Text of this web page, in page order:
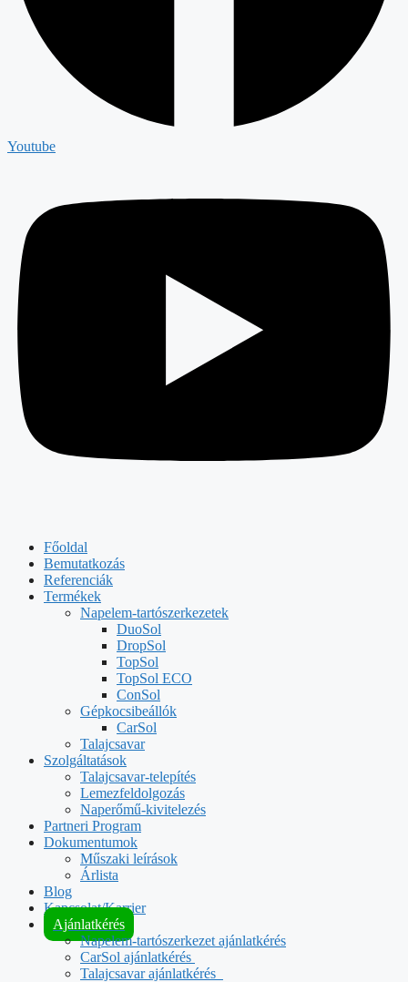
Youtube
Főoldal
Bemutatkozás
Referenciák
Termékek
Napelem-tartószerkezetek
DuoSol
DropSol
TopSol
TopSol ECO
ConSol
Gépkocsibeállók
CarSol
Talajcsavar
Szolgáltatások
Talajcsavar-telepítés
Lemezfeldolgozás
Naperőmű-kivitelezés
Partneri Program
Dokumentumok
Műszaki leírások
Árlista
Blog
Kapcsolat/Karrier
Ajánlatkérés
Napelem-tartószerkezet ajánlatkérés
CarSol ajánlatkérés
Talajcsavar ajánlatkérés